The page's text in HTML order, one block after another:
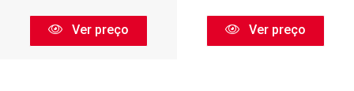
Ver preço Ver preço